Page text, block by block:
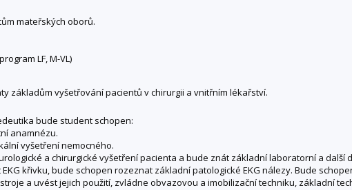
mateřských oborů.
LF, M-VL)
základům vyšetřování pacientů v chirurgii a vnitřním lékařství.
bude student schopen:
anamnézu.
vyšetření nemocného.
a chirurgické vyšetření pacienta a bude znát základní laboratorní a další
křivku, bude schopen rozeznat základní patologické EKG nálezy. Bude
a uvést jejich použití, zvládne obvazovou a imobilizační techniku, základní